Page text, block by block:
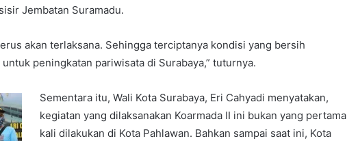
Jembatan Suramadu.
akan terlaksana. Sehingga terciptanya kondisi yang bersih
peningkatan pariwisata di Surabaya,” tuturnya.
Sementara itu, Wali Kota Surabaya, Eri Cahyadi menyatakan,
kegiatan yang dilaksanakan Koarmada II ini bukan yang pertama
kali dilakukan di Kota Pahlawan. Bahkan sampai saat ini, Kota